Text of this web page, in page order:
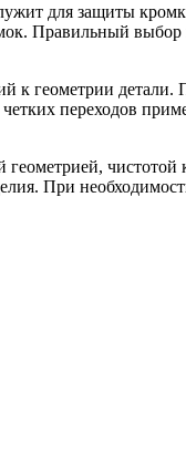
для защиты
Правильный
к геометрии
переходов
При